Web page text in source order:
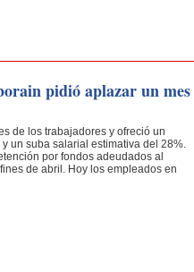
pidió aplazar un mes
de los trabajadores y ofreció un
un suba salarial estimativa del 28%.
por fondos adeudados al
de abril. Hoy los empleados en